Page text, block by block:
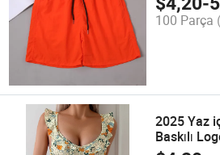
100 Parça
2025 Yaz
Baskılı